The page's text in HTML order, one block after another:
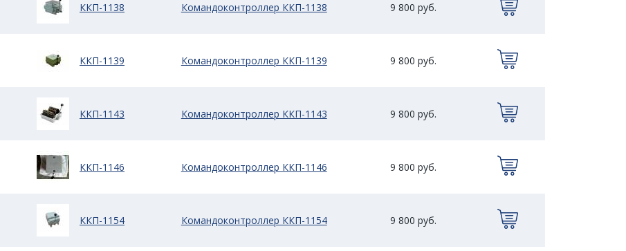
ККП-1138 Командоконтроллер ККП-1138 9 800 руб.
ККП-1139 Командоконтроллер ККП-1139 9 800 руб.
ККП-1143 Командоконтроллер ККП-1143 9 800 руб.
ККП-1146 Командоконтроллер ККП-1146 9 800 руб.
ККП-1154 Командоконтроллер ККП-1154 9 800 руб.